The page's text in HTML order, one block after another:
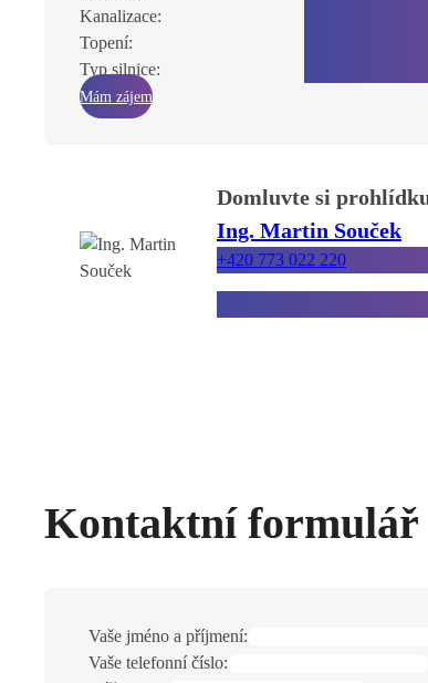
Kanalizace:
Topení:
Typ silnice:
Mám zájem
Domluvte si
Ing. Martin Souček
+420 773 022 220
Kontaktní formulář
Vaše jméno a příjmení:
Vaše telefonní číslo: